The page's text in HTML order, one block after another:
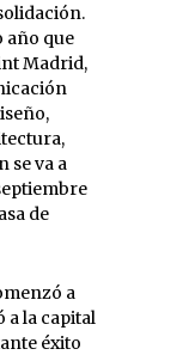
año que
Madrid,
se va a
de
a
a la capital
éxito